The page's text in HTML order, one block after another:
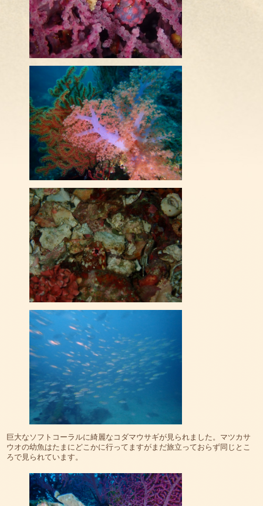
巨大なソフトコーラルに綺麗なコダマウサギが見られました。マツカサ
ウオの幼魚はたまにどこかに行ってますがまだ旅立っておらず同じとこ
ろで見られています。